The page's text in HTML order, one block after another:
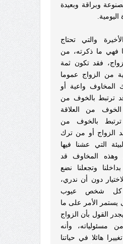
وبراقة وبعيدة
والتي تحتاج
فهي ما ذكرته، من
فقد تكون ثمة
من الزواج عموما
المخاوف واعية أو
ترتبط بالخوف من
الخوف من العلاقة
ترتبط بالخوف من
الزواج أو من ترك
التي عشنا فيها
وهذه المخاوف قد
وتجعلنا نضع
دون أن ندري،
كل شخص عيوب
الأمر على ما
القول بأن الزواج
مسئولياته، وأنه
هائلا في حياتنا